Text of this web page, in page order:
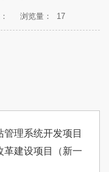
浏览量： 17
管理系统开发项目
革建设项目（新一